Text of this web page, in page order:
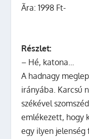
Ãra: 1998 Ft-
Részlet:
– Hé, katona…
A hadnagy
irányába. Karcsú
székével
emlékezett, hogy
egy ilyen